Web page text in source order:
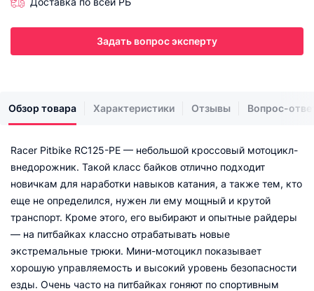
Задать вопрос эксперту
Обзор товара Характеристики Отзывы Вопрос-
Racer Pitbike RC125-PE — небольшой кроссовый мотоцикл-
внедорожник. Такой класс байков отлично подходит
новичкам для наработки навыков катания, а также тем, кто
еще не определился, нужен ли ему мощный и крутой
транспорт. Кроме этого, его выбирают и опытные райдеры
— на питбайках классно отрабатывать новые
экстремальные трюки. Мини-мотоцикл показывает
хорошую управляемость и высокий уровень безопасности
езды. Очень часто на питбайках гоняют по спортивным